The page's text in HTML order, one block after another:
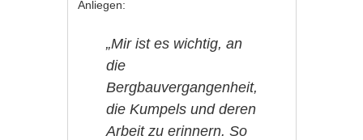
Anliegen:
„Mir ist es wichtig, an
die
Bergbauvergangenheit,
die Kumpels und deren
Arbeit zu erinnern. So